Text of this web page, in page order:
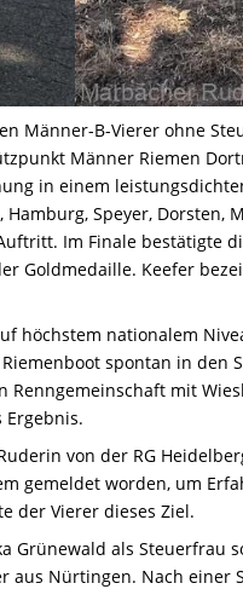
Männer-B-Vierer ohne
Männer Riemen
in einem
Speyer, Dorsten,
Im Finale bestätigte
Goldmedaille. Keefer
höchstem nationalem
spontan in den
mit
Ergebnis.
von der RG
gemeldet worden, um
der Vierer dieses Ziel.
als Steuerfrau
Nürtingen. Nach einer